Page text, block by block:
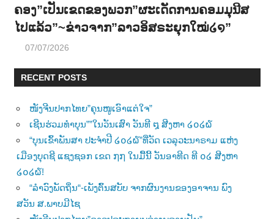
ຄອງ”ເປັນເຂດຂອງພວກ”ຜະເດັດການຄອມມຸນີສ
ໄປແລ້ວ”~ຂ່າວຈາກ”ລາວອິສຣະຍຸກໃໝ່໒໑”
07/07/2026
RECENT POSTS
ໜັງຈີນປາກໄທຍ”ຄຸນໜູເອົາແຕ່ໃຈ”
ເຊີນຮ່ວມທຳບຸນ””ໃນວັນເສົາ ວັນທີ ໘ ສີງຫາ ໒໐໒໖
“ບຸນເຂົ້າພັນສາ ປະຈຳປີ ໒໐໒໖”ທີ່ວັດ ເວລຸວະນາຣາມ ແຫ່ງ
ເມືອງບຸດຊີ ແຊງຊອກ ເຂດ ໗໗ ໃນມື້ນີ້ ວັນອາທີດ ທີ ໐໒ ສີງຫາ
໒໐໒໖!
“ລຳວົງພັດຖິ່ນ“-ເພັງຕົ້ນສບັບ ຈາກຜົນງານຂອງອາຈານ ພົງ
ສວັນ ສ.ພາບມີໄຊ